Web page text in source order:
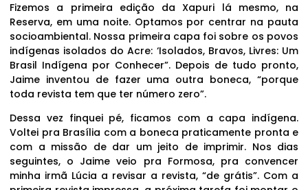
Fizemos a primeira edição da Xapuri lá mesmo, na
Reserva, em uma noite. Optamos por centrar na pauta
socioambiental. Nossa primeira capa foi sobre os povos
indígenas isolados do Acre: ‘Isolados, Bravos, Livres: Um
Brasil Indígena por Conhecer”. Depois de tudo pronto,
Jaime inventou de fazer uma outra boneca, “porque
toda revista tem que ter número zero”.
Dessa vez finquei pé, ficamos com a capa indígena.
Voltei pra Brasília com a boneca praticamente pronta e
com a missão de dar um jeito de imprimir. Nos dias
seguintes, o Jaime veio pra Formosa, pra convencer
minha irmã Lúcia a revisar a revista, “de grátis”. Com a